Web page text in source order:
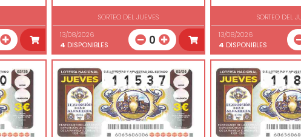
SORTEO DEL JUEVES
13/08/2026
4 DISPONIBLES 0
SORTEO DEL
13/08/2026
4 DISPONIBLES